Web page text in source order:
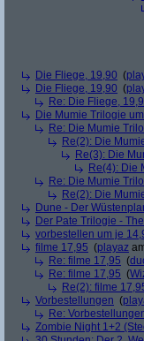
Die Fliege, 19,90 (
Die Fliege, 19,90 (
Re: Die Fliege,
Die Mumie Trilogie
Re: Die Mumie
Re(2): Die
Re(3): Die
Re(4): Die
Re: Die Mumie
Re(2): Die
Dune - Der
Der Pate Trilogie -
vorbestellen um je
filme 17,95 (playaz
Re: filme 17,95 (
Re: filme 17,95 (
Re(2): filme
Vorbestellungen (
Re:
Zombie Night 1+2